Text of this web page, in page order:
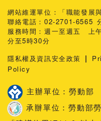
網站維運單位：「職能發展
聯絡電話：02-2701-6565
服務時間：週一至週五 上
分至5時30分
隱私權及資訊安全政策 |
Policy
主辦單位：勞動部
承辦單位：勞動部